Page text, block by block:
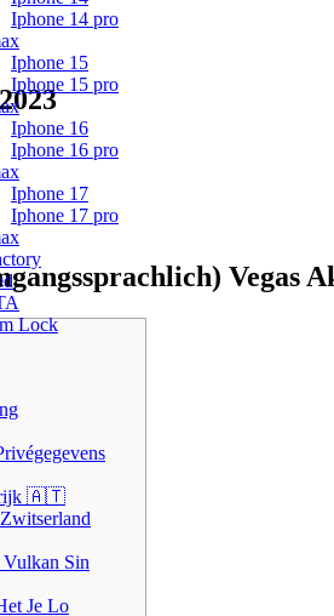
Iphone 14 pro
Iphone 15
Iphone 15 pro
Iphone 16
Iphone 16 pro
Iphone 17
Iphone 17 pro
Lock
Vegas
🇦🇹
Sin
Je Lo